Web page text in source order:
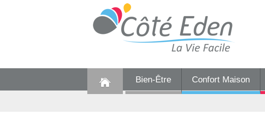
Bien-Être Confort Maison